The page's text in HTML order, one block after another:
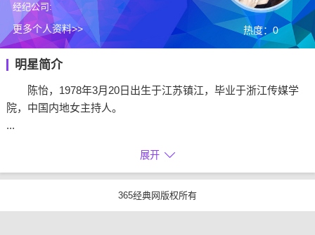
热度：0
经纪公司:
更多个人资料>>
明星简介
陈怡，1978年3月20日出生于江苏镇江，毕业于浙江传媒学
院，中国内地女主持人。
...
展开
365经典网版权所有